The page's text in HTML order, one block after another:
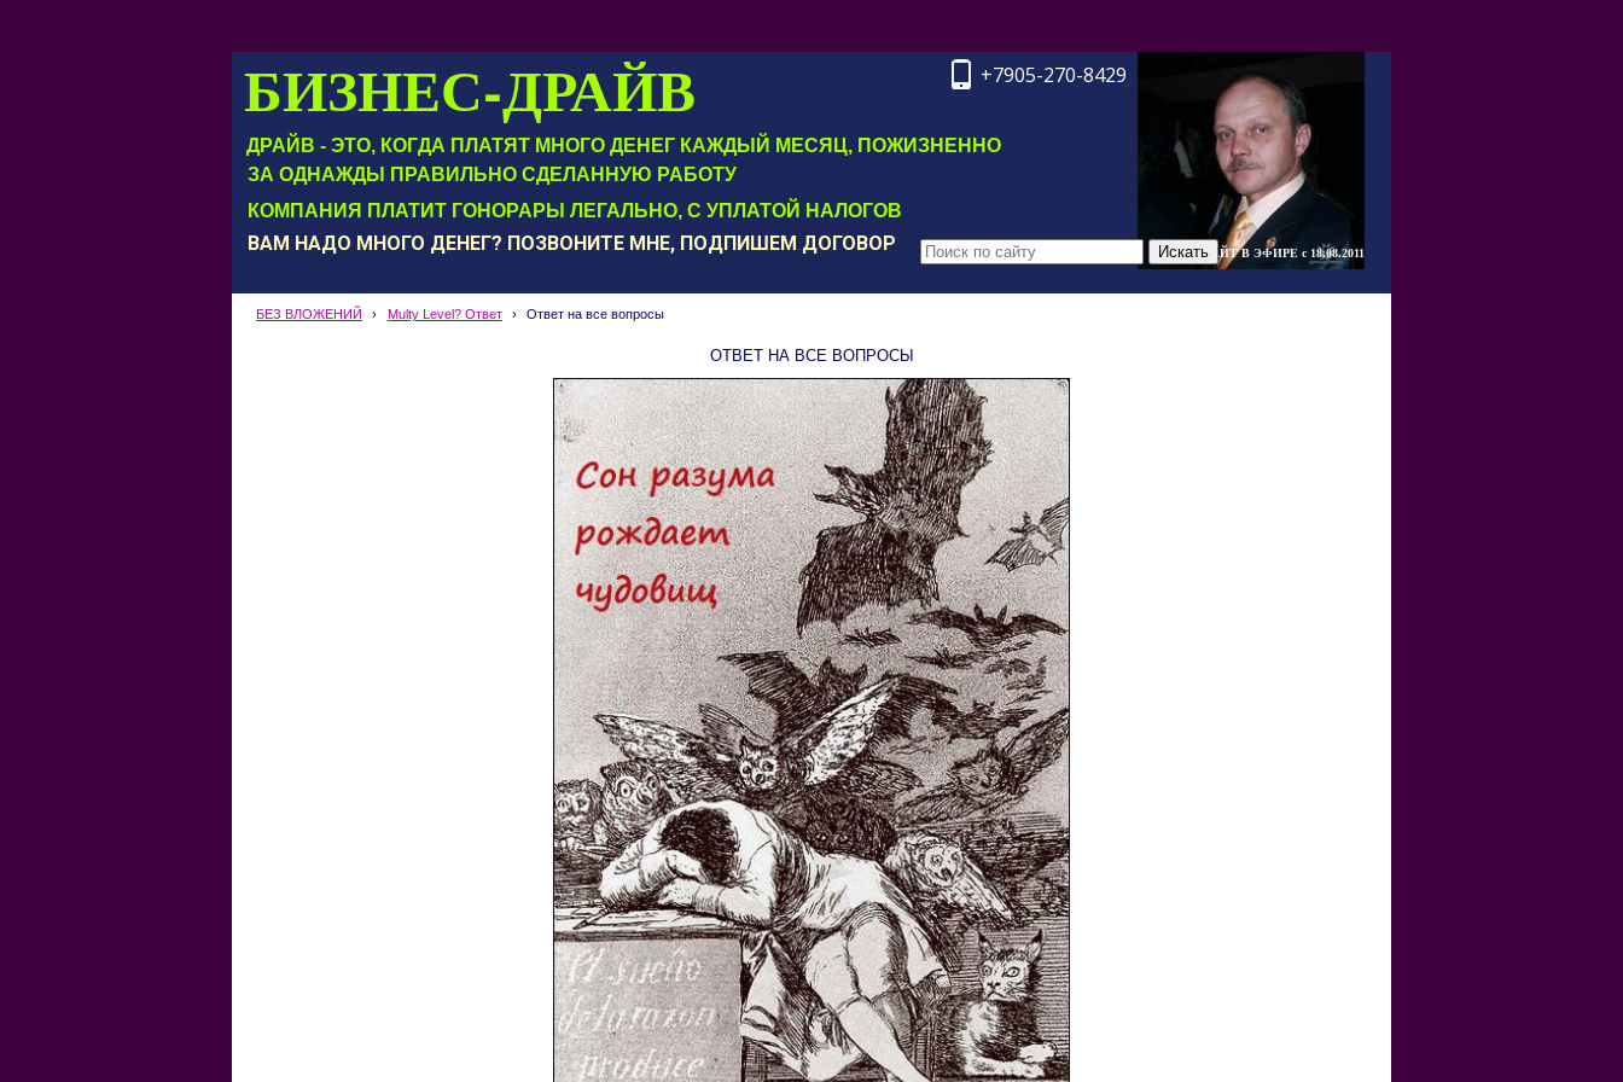
САЙТ В ЭФИРЕ c 18.08.2011
+7905-270-8429
БИЗНЕС-ДРАЙВ
ДРАЙВ - ЭТО, КОГДА ПЛАТЯТ МНОГО ДЕНЕГ КАЖДЫЙ МЕСЯЦ, ПОЖИЗНЕННО
КОМПАНИЯ ПЛАТИТ ГОНОРАРЫ ЛЕГАЛЬНО, С УПЛАТОЙ НАЛОГОВ
ЗА ОДНАЖДЫ ПРАВИЛЬНО СДЕЛАННУЮ РАБОТУ
ВАМ НАДО МНОГО ДЕНЕГ? ПОЗВОНИТЕ МНЕ, ПОДПИШЕМ ДОГОВОР
БЕЗ ВЛОЖЕНИЙ › Multy Level? Ответ › Ответ на все вопросы
ОТВЕТ НА ВСЕ ВОПРОСЫ